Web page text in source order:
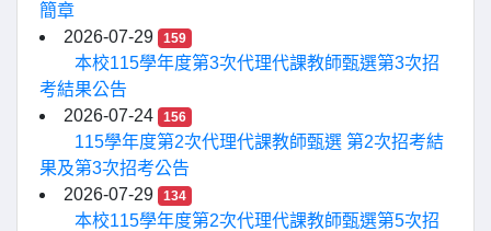
簡章
2026-07-29
159
本校115學年度第3次代理代課教師甄選第3次招
考結果公告
2026-07-24
156
115學年度第2次代理代課教師甄選 第2次招考結
果及第3次招考公告
2026-07-29
134
本校115學年度第2次代理代課教師甄選第5次招